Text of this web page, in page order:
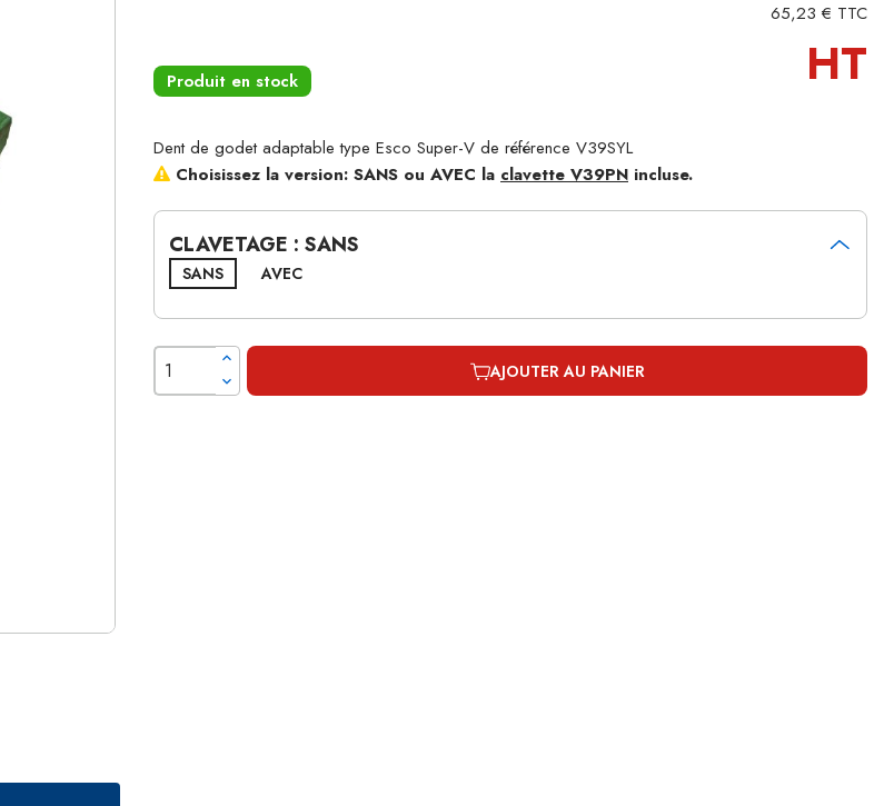
65,23 € TTC
Produit en stock HT
Dent de godet adaptable type Esco Super-V de référence V39SYL
Choisissez la version: SANS ou AVEC la clavette V39PN incluse.
CLAVETAGE : SANS
SANS AVEC
AJOUTER AU PANIER